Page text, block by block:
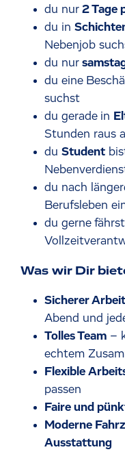
du nur2 Tage
du in
Nebenjob
du nur
du eine
suchst
du gerade in
Stunden raus
duStudent
du nach
Berufsleben
du gerne
Was wir Dir
Sicherer
Abend und
Tolles Team –
echtem
Flexible
passen
Faire und
Moderne
Ausstattung